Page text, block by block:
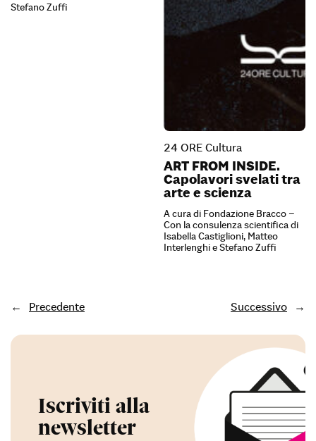
Stefano Zuffi
24 ORE Cultura
ART FROM INSIDE.
Capolavori svelati tra
arte e scienza
A cura di Fondazione Bracco –
Con la consulenza scientifica di
Isabella Castiglioni, Matteo
Interlenghi e Stefano Zuffi
← Precedente Successivo →
Iscriviti alla
newsletter